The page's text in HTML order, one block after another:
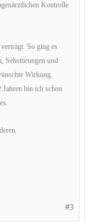
Kontrolle
So ging es
Sehstörungen und
Wirkung.
bin ich schon
#3